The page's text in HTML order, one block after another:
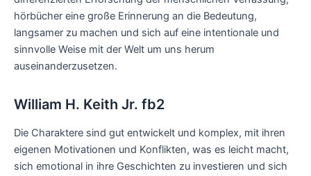
hörbücher eine große Erinnerung an die Bedeutung,
langsamer zu machen und sich auf eine intentionale und
sinnvolle Weise mit der Welt um uns herum
auseinanderzusetzen.
William H. Keith Jr. fb2
Die Charaktere sind gut entwickelt und komplex, mit ihren
eigenen Motivationen und Konflikten, was es leicht macht,
sich emotional in ihre Geschichten zu investieren und sich